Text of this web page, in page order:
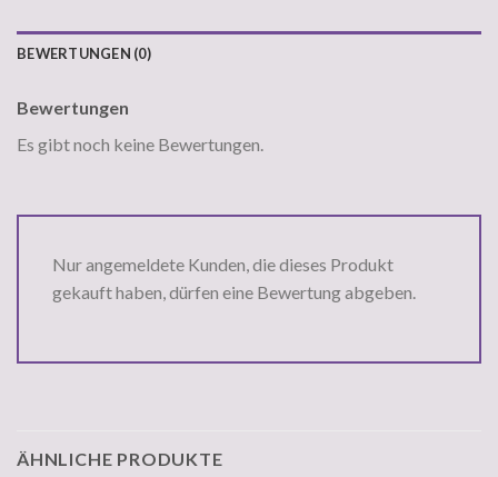
BEWERTUNGEN (0)
Bewertungen
Es gibt noch keine Bewertungen.
Nur angemeldete Kunden, die dieses Produkt
gekauft haben, dürfen eine Bewertung abgeben.
ÄHNLICHE PRODUKTE